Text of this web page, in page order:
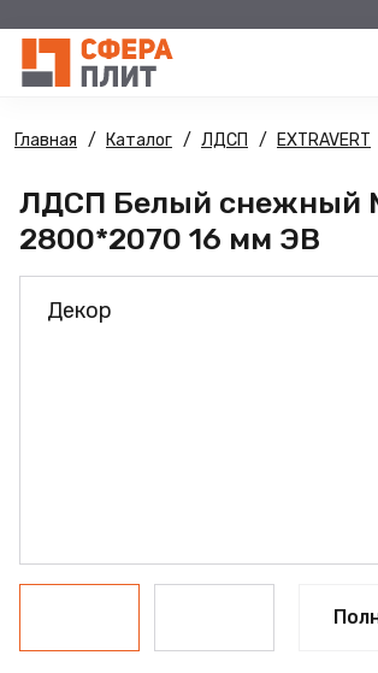
Главная Каталог ЛДСП EXTRAVERT
ЛДСП Белый снежный
2800*2070 16 мм ЭВ
Декор